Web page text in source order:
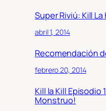
Super Riviú: Kill La
abril 1, 2014
Recomendación
febrero 20, 2014
Kill la Kill Episodio
Monstruo!